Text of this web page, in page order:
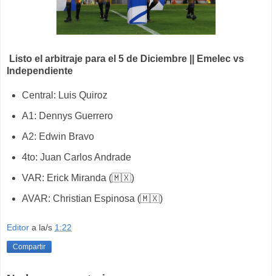
Listo el arbitraje para el 5 de Diciembre ||
Emelec vs
Independiente
Central: Luis Quiroz
A1: Dennys Guerrero
A2: Edwin Bravo
4to: Juan Carlos Andrade
VAR: Erick Miranda (🇲🇽)
AVAR: Christian Espinosa (🇲🇽)
Editor a la/s 1:22
Compartir